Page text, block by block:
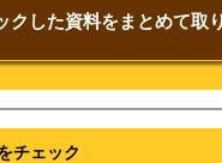
クした資料をまとめて取
チェック